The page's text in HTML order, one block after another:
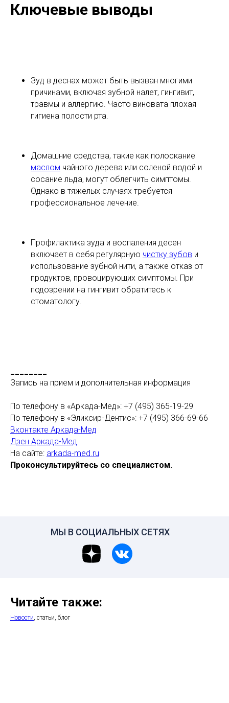
Ключевые выводы
Зуд в деснах может быть вызван многими
причинами, включая зубной налет, гингивит,
травмы и аллергию. Часто виновата плохая
гигиена полости рта.
Домашние средства, такие как полоскание
маслом чайного дерева или соленой водой и
сосание льда, могут облегчить симптомы.
Однако в тяжелых случаях требуется
профессиональное лечение.
Профилактика зуда и воспаления десен
включает в себя регулярную чистку зубов и
использование зубной нити, а также отказ от
продуктов, провоцирующих симптомы. При
подозрении на гингивит обратитесь к
стоматологу.
Запись на прием и дополнительная информация
По телефону в «Аркада-Мед»: +7 (495) 365-19-29
По телефону в «Эликсир-Дентис»: +7 (495) 366-69-66
Вконтакте Аркада-Мед
Дзен Аркада-Мед
На сайте: arkada-med.ru
Проконсультируйтесь со специалистом.
МЫ В СОЦИАЛЬНЫХ СЕТЯХ
Читайте также:
Новости, статьи, блог